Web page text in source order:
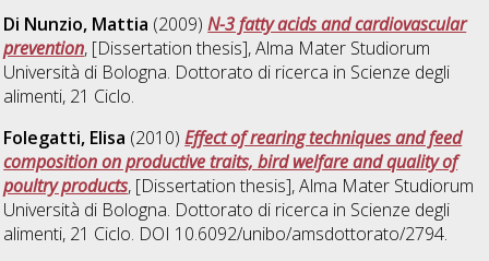
Di Nunzio, Mattia (2009)N-3 fatty acids and cardiovascular
prevention, [Dissertation thesis], Alma Mater Studiorum
Università di Bologna. Dottorato di ricerca in Scienze degli
alimenti, 21 Ciclo.
Folegatti, Elisa (2010)Effect of rearing techniques and feed
composition on productive traits, bird welfare and quality of
poultry products, [Dissertation thesis], Alma Mater Studiorum
Università di Bologna. Dottorato di ricerca in Scienze degli
alimenti, 21 Ciclo. DOI 10.6092/unibo/amsdottorato/2794.